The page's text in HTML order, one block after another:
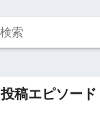
投稿エピソード